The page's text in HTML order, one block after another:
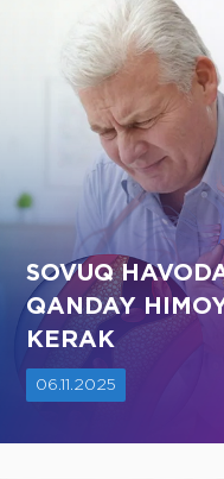
SOVUQ
QANDAY
KERAK
06.11.2025